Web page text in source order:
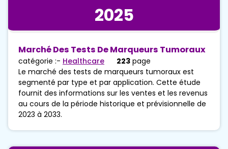
2025
Marché Des Tests De Marqueurs Tumoraux
catégorie :- Healthcare 223 page
Le marché des tests de marqueurs tumoraux est
segmenté par type et par application. Cette étude
fournit des informations sur les ventes et les revenus
au cours de la période historique et prévisionnelle de
2023 à 2033.